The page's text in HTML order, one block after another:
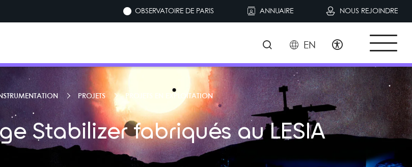
OBSERVATOIRE DE PARIS ANNUAIRE NOUS REJOINDRE
EN
PROJETS PROJETS EN EXPLOITATION
Stabilizer fabriqués au LESIA